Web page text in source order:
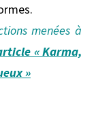
menées à
« Karma,
»